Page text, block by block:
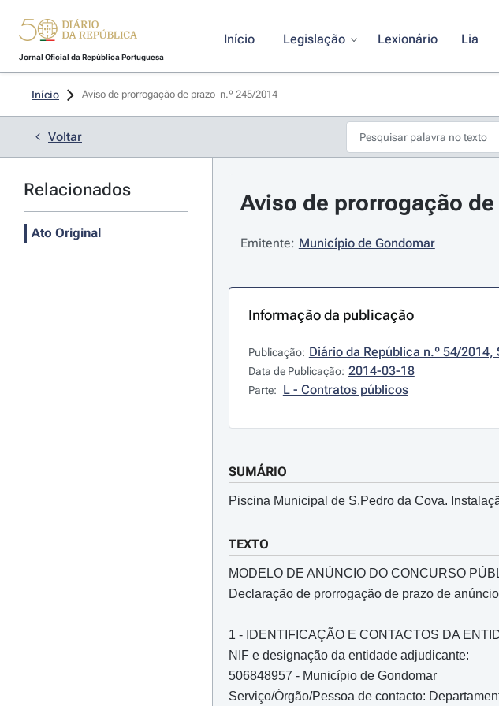
Jornal Oficial da República Portuguesa
Início Legislação Lexionário Lia
Início Aviso de prorrogação de prazo  n.º 245/2014
Voltar
Relacionados
Ato Original
Aviso de prorrogação
Emitente: Município de Gondomar
Informação da publicação
Publicação: Diário da República n.º 54/2014,
Data de Publicação: 2014-03-18
Parte: L - Contratos públicos
SUMÁRIO
Piscina Municipal de S.Pedro da Cova.
TEXTO
MODELO DE ANÚNCIO DO CONCURSO
Declaração de prorrogação de prazo de anúncio
1 - IDENTIFICAÇÃO E CONTACTOS DA
NIF e designação da entidade adjudicante:
506848957 - Município de Gondomar
Serviço/Órgão/Pessoa de contacto: